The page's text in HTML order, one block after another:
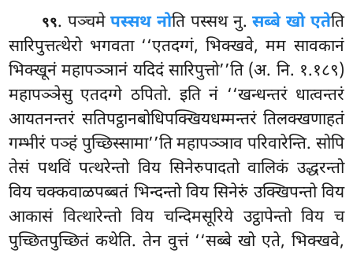
९९. पञ्चमेपस्सथ नोति पस्सथ नु.सब्बे खो एतेति
सारिपुत्तत्थेरो भगवता ‘‘एतदग्गं, भिक्खवे, मम सावकानं
भिक्खूनं महापञ्ञानं यदिदं सारिपुत्तो’’ति (अ. नि. १.१८९)
महापञ्ञेसु एतदग्गे ठपितो. इति नं ‘‘खन्धन्तरं धात्वन्तरं
आयतनन्तरं सतिपट्ठानबोधिपक्खियधम्मन्तरं तिलक्खणाहतं
गम्भीरं पञ्हं पुच्छिस्सामा’’ति महापञ्ञाव परिवारेन्ति. सोपि
तेसं पथविं पत्थरेन्तो विय सिनेरुपादतो वालिकं उद्धरन्तो
विय चक्कवाळपब्बतं भिन्दन्तो विय सिनेरुं उक्खिपन्तो विय
आकासं वित्थारेन्तो विय चन्दिमसूरिये उट्ठापेन्तो विय च
पुच्छितपुच्छितं कथेति. तेन वुत्तं ‘‘सब्बे खो एते, भिक्खवे,